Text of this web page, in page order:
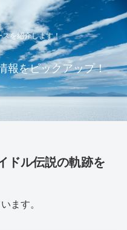
を紹介します！
報をピックアップ！
ドル伝説の軌跡を
ます。